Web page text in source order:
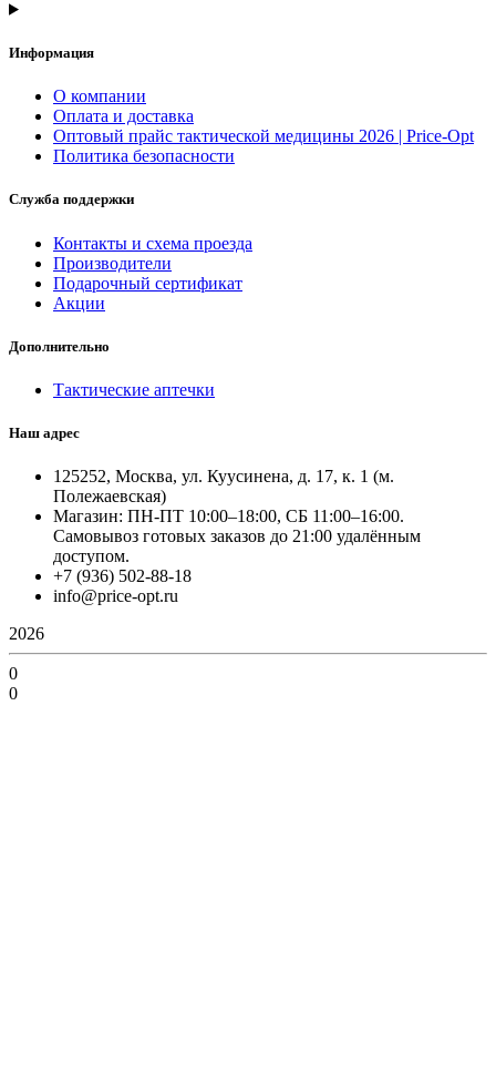
Информация
О компании
Оплата и доставка
Оптовый прайс тактической медицины 2026 | Price-Opt
Политика безопасности
Служба поддержки
Контакты и схема проезда
Производители
Подарочный сертификат
Акции
Дополнительно
Тактические аптечки
Наш адрес
125252, Москва, ул. Куусинена, д. 17, к. 1 (м.
Полежаевская)
Магазин: ПН-ПТ 10:00–18:00, СБ 11:00–16:00.
Самовывоз готовых заказов до 21:00 удалённым
доступом.
+7 (936) 502-88-18
info@price-opt.ru
2026
0
0